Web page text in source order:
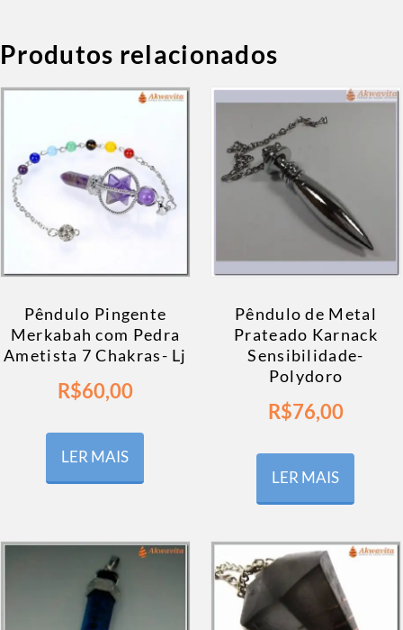
Produtos relacionados
Pêndulo Pingente
Merkabah com Pedra
Ametista 7 Chakras- Lj
R$60,00
LER MAIS
Pêndulo de Metal
Prateado Karnack
Sensibilidade-
Polydoro
R$76,00
LER MAIS